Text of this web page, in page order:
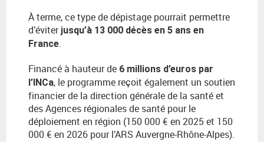
À terme, ce type de dépistage pourrait permettre
d’éviter jusqu’à 13 000 décès en 5 ans en
France.
Financé à hauteur de 6 millions d’euros par
l’INCa, le programme reçoit également un soutien
financier de la direction générale de la santé et
des Agences régionales de santé pour le
déploiement en région (150 000 € en 2025 et 150
000 € en 2026 pour l’ARS Auvergne-Rhône-Alpes).